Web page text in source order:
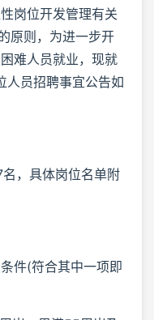
岗位开发管理有关
原则，为进一步开
难人员就业，现就
人员招聘事宜公告如
，具体岗位名单附
件(符合其中一项即